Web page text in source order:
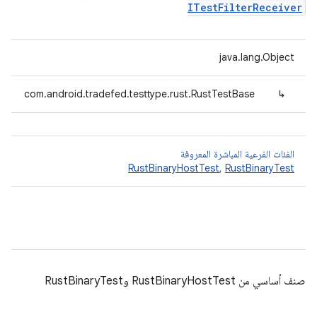
ITestFilterReceiver
java.lang.Object
↳
com.android.tradefed.testtype.rust.RustTestBase
الفئات الفرعية المباشرة المعروفة
RustBinaryHostTest, RustBinaryTest
صنف أساسي من RustBinaryHostTest وRustBinaryTest